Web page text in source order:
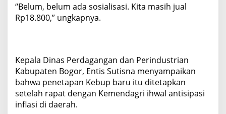
“Belum, belum ada sosialisasi. Kita masih jual
Rp18.800,” ungkapnya.
Kepala Dinas Perdagangan dan Perindustrian
Kabupaten Bogor, Entis Sutisna menyampaikan
bahwa penetapan Kebup baru itu ditetapkan
setelah rapat dengan Kemendagri ihwal antisipasi
inflasi di daerah.